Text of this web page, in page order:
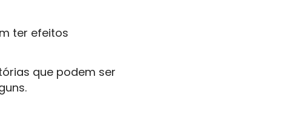
ter efeitos
que podem ser